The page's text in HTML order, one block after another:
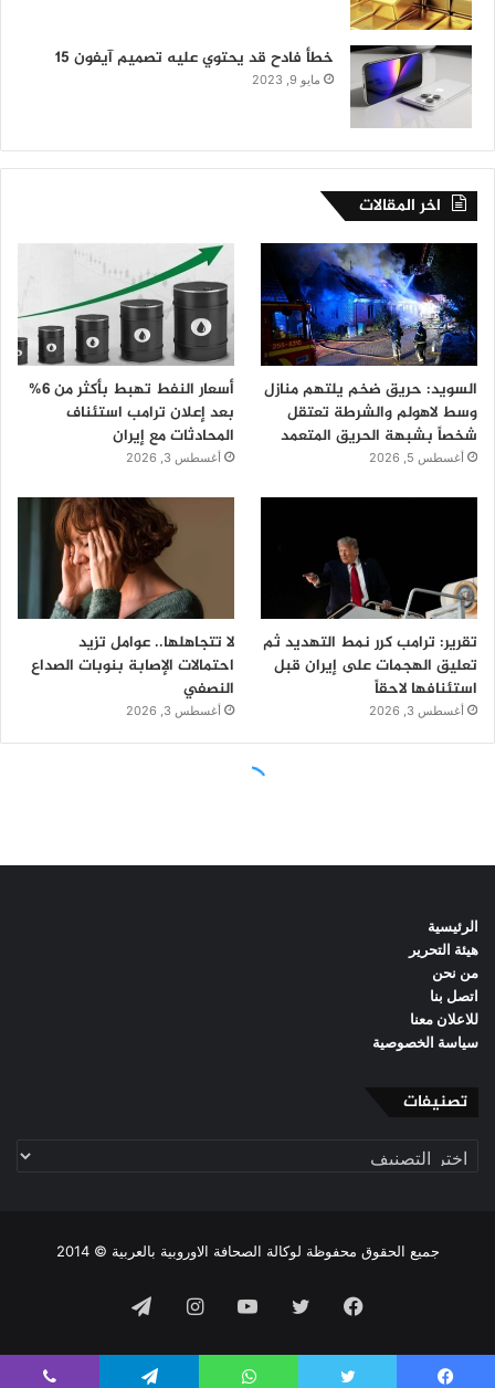
الرئيسية
هيئة التحرير
من نحن
اتصل بنا
للاعلان معنا
سياسة الخصوصية
تصنيفات
تصنيفات
جميع الحقوق محفوظة لوكالة الصحافة الاوروبية بالعربية © 2014
فيسبوك تويتر يوتيوبانستقرامتيلقرام